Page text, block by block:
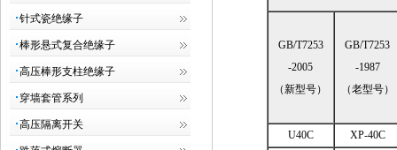
针式瓷绝缘子
棒形悬式复合绝缘子
高压棒形支柱绝缘子
穿墙套管系列
高压隔离开关
GB/T7253
-2005
（新型号）
GB/T7253
-1987
（老型号）
U40C
XP-40C